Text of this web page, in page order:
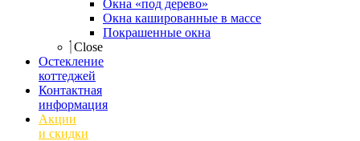
Окна «под дерево»
Окна кашированные в массе
Покрашенные окна
Close
Остекление
коттеджей
Контактная
информация
Акции
и скидки